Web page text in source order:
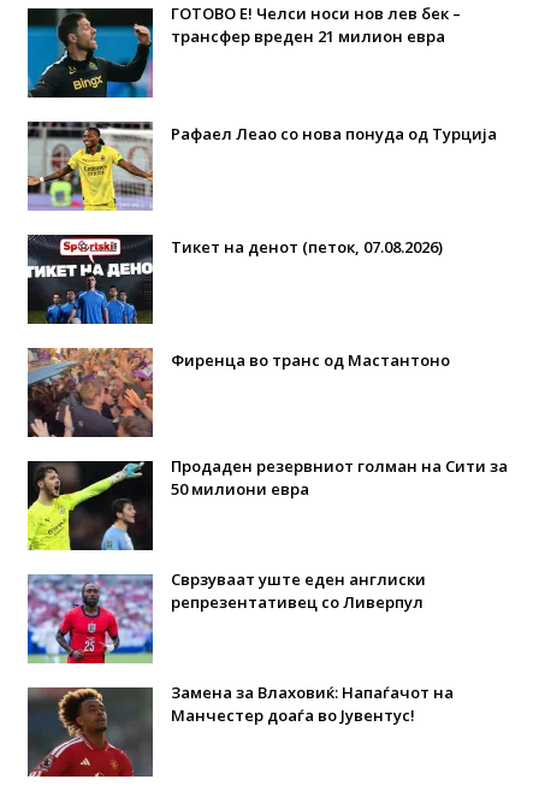
ГОТОВО Е! Челси носи нов лев бек –
трансфер вреден 21 милион евра
Рафаел Леао со нова понуда од Турција
Тикет на денот (петок, 07.08.2026)
Фиренца во транс од Мастантоно
Продаден резервниот голман на Сити за
50 милиони евра
Сврзуваат уште еден англиски
репрезентативец со Ливерпул
Замена за Влаховиќ: Напаѓачот на
Манчестер доаѓа во Јувентус!